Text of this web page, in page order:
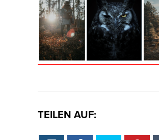
TEILEN AUF: